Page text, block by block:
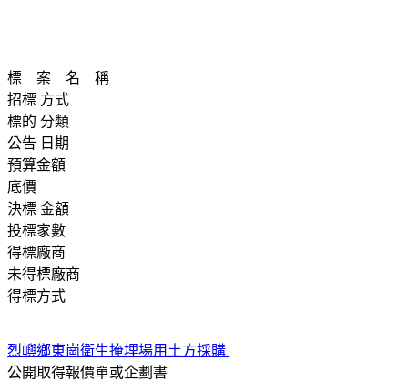
標 案 名 稱
招標 方式
標的 分類
公告 日期
預算金額
底價
決標 金額
投標家數
得標廠商
未得標廠商
得標方式
烈嶼鄉東崗衛生掩埋場用土方採購
公開取得報價單或企劃書